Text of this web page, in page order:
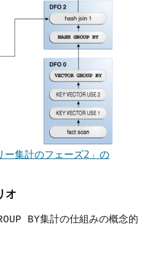
ー集計のフェーズ2」の
オ
BY集計の仕組みの概念的